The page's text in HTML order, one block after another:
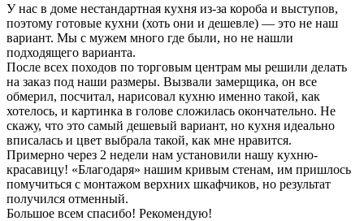
У нас в доме нестандартная кухня из-за короба и выступов,
поэтому готовые кухни (хоть они и дешевле) — это не наш
вариант. Мы с мужем много где были, но не нашли
подходящего варианта.
После всех походов по торговым центрам мы решили делать
на заказ под наши размеры. Вызвали замерщика, он все
обмерил, посчитал, нарисовал кухню именно такой, как
хотелось, и картинка в голове сложилась окончательно. Не
скажу, что это самый дешевый вариант, но кухня идеально
вписалась и цвет выбрала такой, как мне нравится.
Примерно через 2 недели нам установили нашу кухню-
красавицу! «Благодаря» нашим кривым стенам, им пришлось
помучиться с монтажом верхних шкафчиков, но результат
получился отменный.
Большое всем спасибо! Рекомендую!